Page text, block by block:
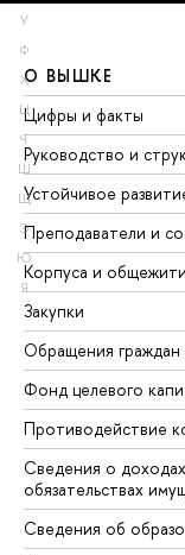
У
Ф
Х
Ц
Ч
Ш
Щ
Э
Ю
Я
О ВЫШКЕ
Цифры и факты
Руководство и
Устойчивое
Преподаватели и
Корпуса и
Закупки
Обращения
Фонд целевого
Противодействие
Сведения о
обязательствах
Сведения об